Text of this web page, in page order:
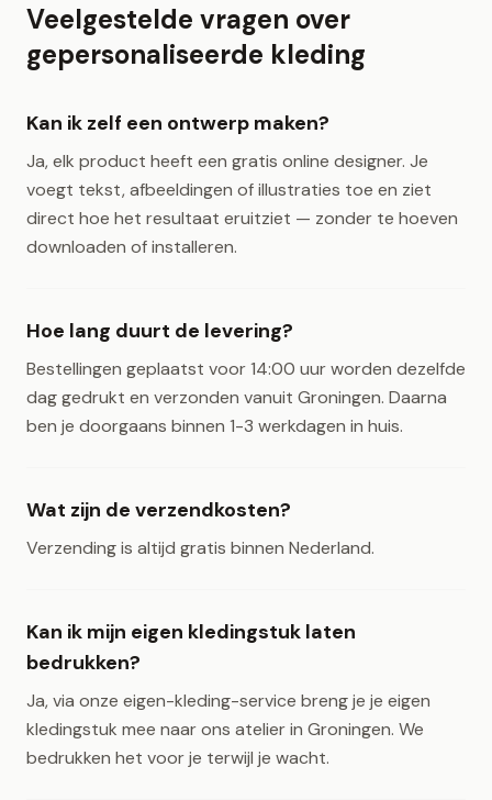
Veelgestelde vragen over
gepersonaliseerde kleding
Kan ik zelf een ontwerp maken?
Ja, elk product heeft een gratis online designer. Je
voegt tekst, afbeeldingen of illustraties toe en ziet
direct hoe het resultaat eruitziet — zonder te hoeven
downloaden of installeren.
Hoe lang duurt de levering?
Bestellingen geplaatst voor 14:00 uur worden dezelfde
dag gedrukt en verzonden vanuit Groningen. Daarna
ben je doorgaans binnen 1-3 werkdagen in huis.
Wat zijn de verzendkosten?
Verzending is altijd gratis binnen Nederland.
Kan ik mijn eigen kledingstuk laten
bedrukken?
Ja, via onze eigen-kleding-service breng je je eigen
kledingstuk mee naar ons atelier in Groningen. We
bedrukken het voor je terwijl je wacht.